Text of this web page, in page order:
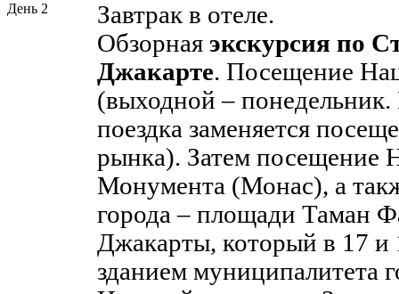
День 2
Завтрак в отеле.
Обзорная экскурсия по
Джакарте. Посещение
(выходной –
поездка заменяется
рынка). Затем посещение
Монумента (Монас), а
города – площади Таман
Джакарты, который в 17 и
зданием муниципалитета